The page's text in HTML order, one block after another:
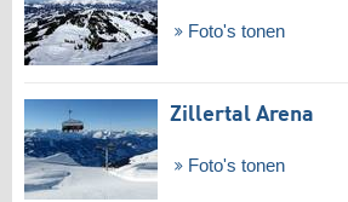
Foto's tonen
Zillertal Arena
Foto's tonen